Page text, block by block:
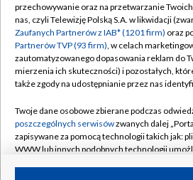
Abonament TVP
Emisja w TVP
Centrum informacji TVP
Naziemna Telewizja Cyfrowa
Rada Programowa
System NOS
Informacje o nadawcy
Regulamin
Polityka
Moje zgody
Pomoc
Kontakt
Kanały
przechowywanie oraz na przetwarzanie
nas, czyli Telewizję Polską S.A. w likwidacji
Zaufanych Partnerów z IAB* (1201 firm) oraz
Partnerów TVP (93 firm), w celach
zautomatyzowanego dopasowania reklam do
mierzenia ich skuteczności) i pozostałych,
także zgody na udostępnianie przez nas
Twoje dane osobowe zbierane podczas
poszczególnych serwisówzwanych dalej
zapisywane za pomocą technologii takich jak:
WWW lub innych podobnych technologii